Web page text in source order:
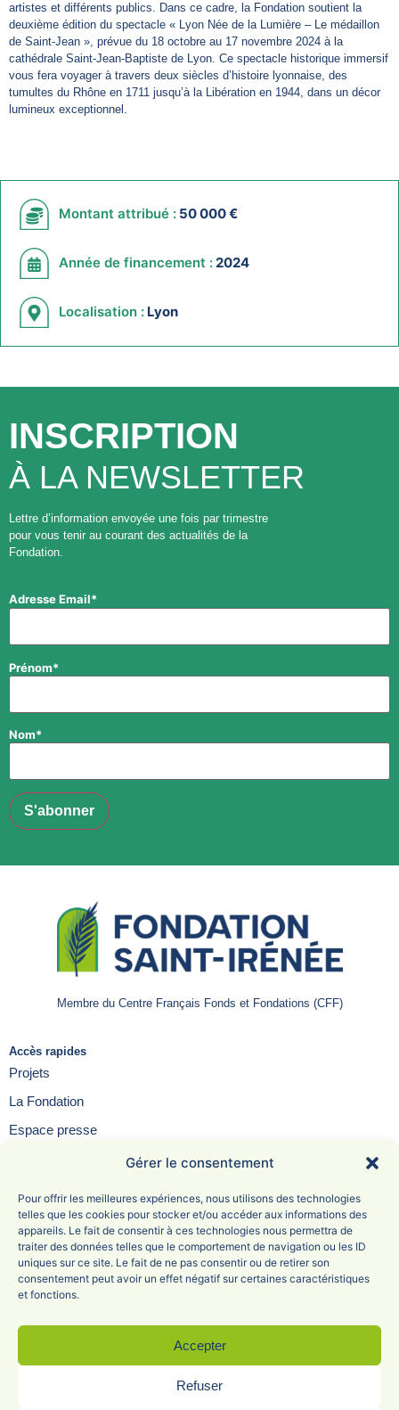
Gérer le consentement
Pour offrir les meilleures expériences, nous utilisons des technologies
telles que les cookies pour stocker et/ou accéder aux informations des
appareils. Le fait de consentir à ces technologies nous permettra de
traiter des données telles que le comportement de navigation ou les ID
uniques sur ce site. Le fait de ne pas consentir ou de retirer son
consentement peut avoir un effet négatif sur certaines caractéristiques
et fonctions.
Accepter
Refuser
artistes et différents publics. Dans ce cadre, la Fondation soutient la
deuxième édition du spectacle « Lyon Née de la Lumière – Le médaillon
de Saint-Jean », prévue du 18 octobre au 17 novembre 2024 à la
cathédrale Saint-Jean-Baptiste de Lyon. Ce spectacle historique immersif
vous fera voyager à travers deux siècles d’histoire lyonnaise, des
tumultes du Rhône en 1711 jusqu’à la Libération en 1944, dans un décor
lumineux exceptionnel.
Montant attribué : 50 000 €
Année de financement :2024
Localisation : Lyon
INSCRIPTION
À LA NEWSLETTER
Lettre d’information envoyée une fois par trimestre
pour vous tenir au courant des actualités de la
Fondation.
Adresse Email*
Prénom*
Nom*
Accès rapides
Projets
La Fondation
Espace presse
Membre du Centre Français Fonds et Fondations (CFF)
Fondation Saint-Irénée
6 Avenue Adolphe Max